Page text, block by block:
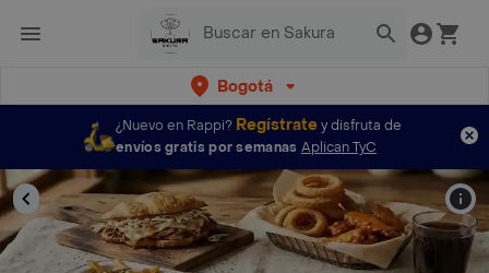
Bogotá
¿Nuevo en Rappi? Regístratey disfruta de
envíos gratis por semanas Aplican TyC